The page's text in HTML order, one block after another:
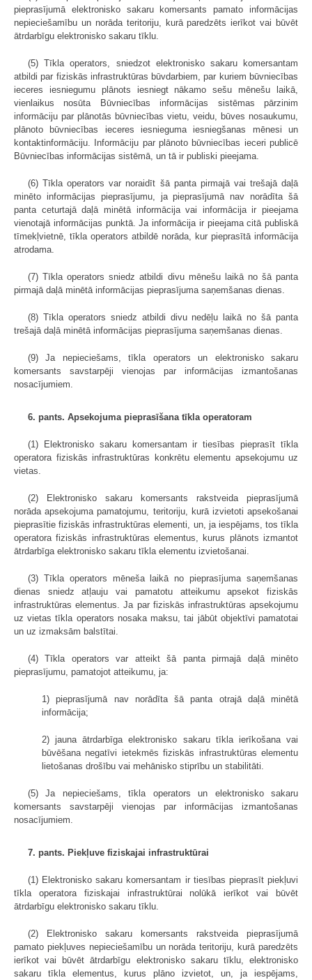
pieprasījumā elektronisko sakaru komersants pamato informācijas
nepieciešamību un norāda teritoriju, kurā paredzēts ierīkot vai būvēt
ātrdarbīgu elektronisko sakaru tīklu.
(5) Tīkla operators, sniedzot elektronisko sakaru komersantam
atbildi par fiziskās infrastruktūras būvdarbiem, par kuriem būvniecības
ieceres iesniegumu plānots iesniegt nākamo sešu mēnešu laikā,
vienlaikus nosūta Būvniecības informācijas sistēmas pārzinim
informāciju par plānotās būvniecības vietu, veidu, būves nosaukumu,
plānoto būvniecības ieceres iesnieguma iesniegšanas mēnesi un
kontaktinformāciju. Informāciju par plānoto būvniecības ieceri publicē
Būvniecības informācijas sistēmā, un tā ir publiski pieejama.
(6) Tīkla operators var noraidīt šā panta pirmajā vai trešajā daļā
minēto informācijas pieprasījumu, ja pieprasījumā nav norādīta šā
panta ceturtajā daļā minētā informācija vai informācija ir pieejama
vienotajā informācijas punktā. Ja informācija ir pieejama citā publiskā
tīmekļvietnē, tīkla operators atbildē norāda, kur pieprasītā informācija
atrodama.
(7) Tīkla operators sniedz atbildi divu mēnešu laikā no šā panta
pirmajā daļā minētā informācijas pieprasījuma saņemšanas dienas.
(8) Tīkla operators sniedz atbildi divu nedēļu laikā no šā panta
trešajā daļā minētā informācijas pieprasījuma saņemšanas dienas.
(9) Ja nepieciešams, tīkla operators un elektronisko sakaru
komersants savstarpēji vienojas par informācijas izmantošanas
nosacījumiem.
6. pants. Apsekojuma pieprasīšana tīkla operatoram
(1) Elektronisko sakaru komersantam ir tiesības pieprasīt tīkla
operatora fiziskās infrastruktūras konkrētu elementu apsekojumu uz
vietas.
(2) Elektronisko sakaru komersants rakstveida pieprasījumā
norāda apsekojuma pamatojumu, teritoriju, kurā izvietoti apsekošanai
pieprasītie fiziskās infrastruktūras elementi, un, ja iespējams, tos tīkla
operatora fiziskās infrastruktūras elementus, kurus plānots izmantot
ātrdarbīga elektronisko sakaru tīkla elementu izvietošanai.
(3) Tīkla operators mēneša laikā no pieprasījuma saņemšanas
dienas sniedz atļauju vai pamatotu atteikumu apsekot fiziskās
infrastruktūras elementus. Ja par fiziskās infrastruktūras apsekojumu
uz vietas tīkla operators nosaka maksu, tai jābūt objektīvi pamatotai
un uz izmaksām balstītai.
(4) Tīkla operators var atteikt šā panta pirmajā daļā minēto
pieprasījumu, pamatojot atteikumu, ja:
1) pieprasījumā nav norādīta šā panta otrajā daļā minētā
informācija;
2) jauna ātrdarbīga elektronisko sakaru tīkla ierīkošana vai
būvēšana negatīvi ietekmēs fiziskās infrastruktūras elementu
lietošanas drošību vai mehānisko stiprību un stabilitāti.
(5) Ja nepieciešams, tīkla operators un elektronisko sakaru
komersants savstarpēji vienojas par informācijas izmantošanas
nosacījumiem.
7. pants. Piekļuve fiziskajai infrastruktūrai
(1) Elektronisko sakaru komersantam ir tiesības pieprasīt piekļuvi
tīkla operatora fiziskajai infrastruktūrai nolūkā ierīkot vai būvēt
ātrdarbīgu elektronisko sakaru tīklu.
(2) Elektronisko sakaru komersants rakstveida pieprasījumā
pamato piekļuves nepieciešamību un norāda teritoriju, kurā paredzēts
ierīkot vai būvēt ātrdarbīgu elektronisko sakaru tīklu, elektronisko
sakaru tīkla elementus, kurus plāno izvietot, un, ja iespējams,